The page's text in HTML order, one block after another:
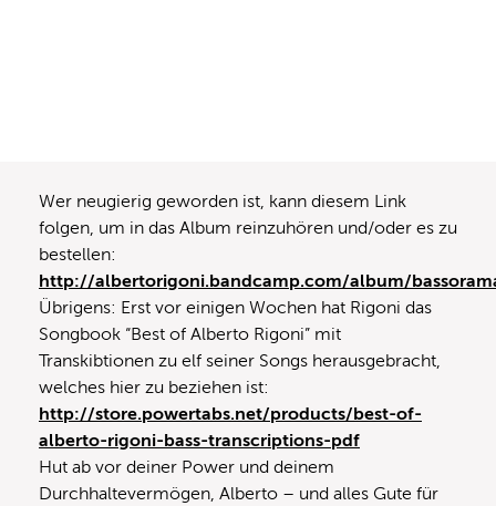
Wer neugierig geworden ist, kann diesem Link
folgen, um in das Album reinzuhören und/oder es zu
bestellen:
http://albertorigoni.bandcamp.com/album/
Übrigens: Erst vor einigen Wochen hat Rigoni das
Songbook “Best of Alberto Rigoni” mit
Transkibtionen zu elf seiner Songs herausgebracht,
welches hier zu beziehen ist:
http://store.powertabs.net/products/best-of-
alberto-rigoni-bass-transcriptions-pdf
Hut ab vor deiner Power und deinem
Durchhaltevermögen, Alberto – und alles Gute für